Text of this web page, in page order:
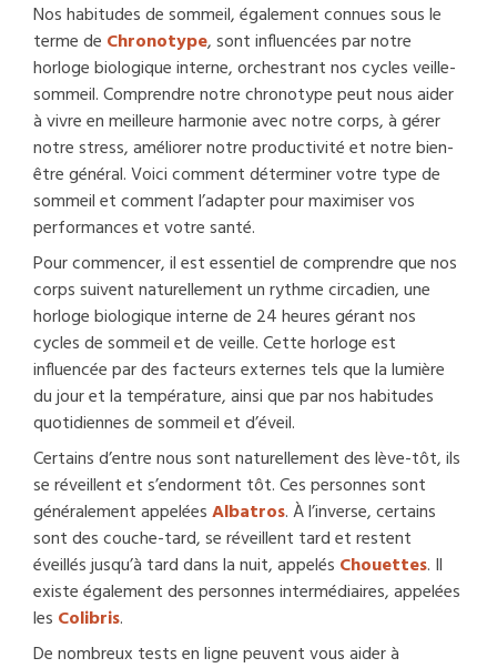
Nos habitudes de sommeil, également connues sous le
terme de Chronotype, sont influencées par notre
horloge biologique interne, orchestrant nos cycles veille-
sommeil. Comprendre notre chronotype peut nous aider
à vivre en meilleure harmonie avec notre corps, à gérer
notre stress, améliorer notre productivité et notre bien-
être général. Voici comment déterminer votre type de
sommeil et comment l’adapter pour maximiser vos
performances et votre santé.
Pour commencer, il est essentiel de comprendre que nos
corps suivent naturellement un rythme circadien, une
horloge biologique interne de 24 heures gérant nos
cycles de sommeil et de veille. Cette horloge est
influencée par des facteurs externes tels que la lumière
du jour et la température, ainsi que par nos habitudes
quotidiennes de sommeil et d’éveil.
Certains d’entre nous sont naturellement des lève-tôt, ils
se réveillent et s’endorment tôt. Ces personnes sont
généralement appeléesAlbatros. À l’inverse, certains
sont des couche-tard, se réveillent tard et restent
éveillés jusqu’à tard dans la nuit, appelés Chouettes. Il
existe également des personnes intermédiaires, appelées
les Colibris.
De nombreux tests en ligne peuvent vous aider à